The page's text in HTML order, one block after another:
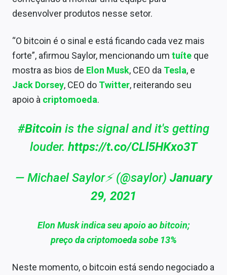
desenvolver produtos nesse setor.
“O bitcoin é o sinal e está ficando cada vez mais
forte”, afirmou Saylor, mencionando um tuíte que
mostra as bios de Elon Musk, CEO da Tesla, e
Jack Dorsey, CEO do Twitter, reiterando seu
apoio à criptomoeda.
#Bitcoin is the signal and it's getting
louder. https://t.co/CLl5HKxo3T
— Michael Saylor⚡️ (@saylor) January
29, 2021
Elon Musk indica seu apoio ao bitcoin;
preço da criptomoeda sobe 13%
Neste momento, o bitcoin está sendo negociado a